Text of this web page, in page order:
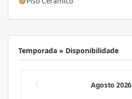
Temporada » Disponibilidade
Agosto 2026